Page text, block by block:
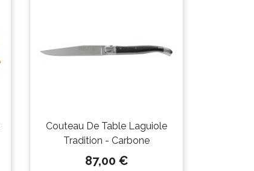
Couteau De Table Laguiole
Tradition - Carbone
Prix
87,00 €